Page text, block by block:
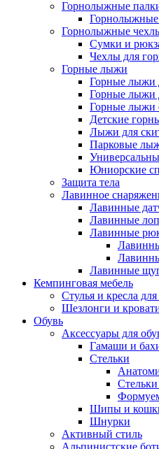
Горнолыжные
Горнолыжные
Горнолыжные
Сумки и
Чехлы для
Горные лыжи
Горные лыжи
Горные лыжи
Горные лыжи
Детские
Лыжи для
Парковые
Юниорские
Защита тела
Лавинное
Лавинные
Лавинные
Лавинные
Лавинные
Кемпинговая мебель
Стулья и кресла
Шезлонги и
Обувь
Аксессуары для
Гамаши и
Стельки
Шипы и кошки
Шнурки
Активный стиль
Альпинистские